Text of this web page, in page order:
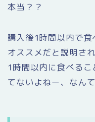
本当？？
購入後1時間以内で
オススメだと説明さ
1時間以内に食べる
てないよねー、なん